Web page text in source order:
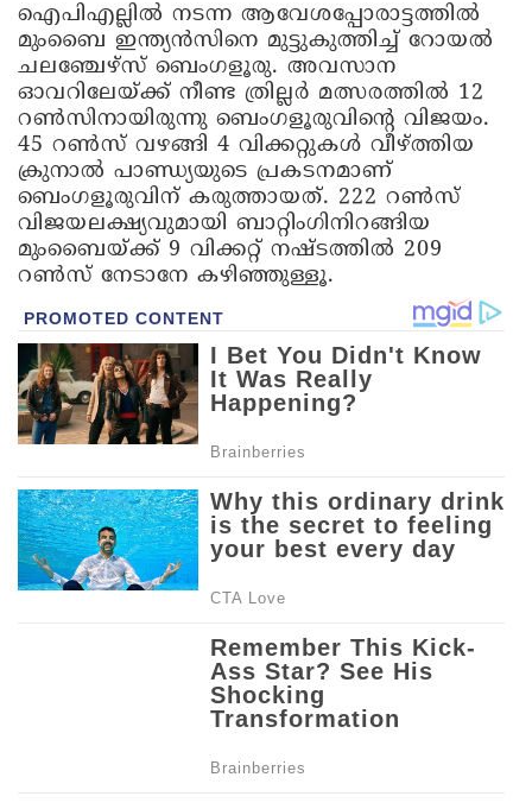
ഐപിഎല്ലിൽ നടന്ന ആവേശപ്പോരാട്ടത്തിൽ
മുംബൈ ഇന്ത്യൻസിനെ മുട്ടുകുത്തിച്ച് റോയൽ
ചലഞ്ചേഴ്സ് ബെംഗളൂരു. അവസാന
ഓവറിലേയ്ക്ക് നീണ്ട ത്രില്ലര്‍ മത്സരത്തിൽ 12
റൺസിനായിരുന്നു ബെംഗളൂരുവിന്‍റെ വിജയം.
45 റൺസ് വഴങ്ങി 4 വിക്കറ്റുകൾ വീഴ്ത്തിയ
ക്രുനാൽ പാണ്ഡ്യയുടെ പ്രകടനമാണ്
ബെംഗളൂരുവിന് കരുത്തായത്. 222 റൺസ്
വിജയലക്ഷ്യവുമായി ബാറ്റിംഗിനിറങ്ങിയ
മുംബൈയ്ക്ക് 9 വിക്കറ്റ് നഷ്ടത്തിൽ 209
റൺസ് നേടാനേ കഴിഞ്ഞുള്ളൂ.